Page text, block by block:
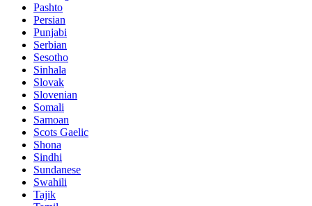
Pashto
Persian
Punjabi
Serbian
Sesotho
Sinhala
Slovak
Slovenian
Somali
Samoan
Scots Gaelic
Shona
Sindhi
Sundanese
Swahili
Tajik